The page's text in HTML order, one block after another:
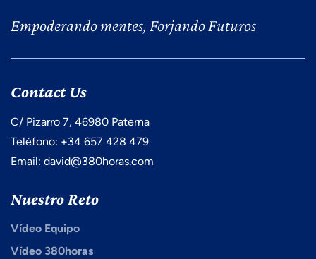
Empoderando mentes, Forjando Futuros
Contact Us
C/ Pizarro 7, 46980 Paterna
Teléfono: +34 657 428 479
Email: david@380horas.com
Nuestro Reto
Vídeo Equipo
Vídeo 380horas